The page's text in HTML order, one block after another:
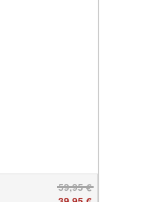
59,95 €